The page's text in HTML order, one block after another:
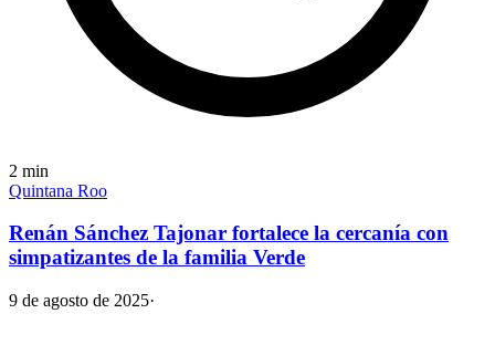
2 min
Quintana Roo
Renán Sánchez Tajonar fortalece la cercanía con
simpatizantes de la familia Verde
9 de agosto de 2025·